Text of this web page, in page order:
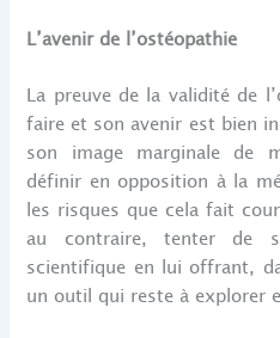
L’avenir de l’ostéopathie
La preuve de la validité de
faire et son avenir est bien
son image marginale de
définir en opposition à la
les risques que cela fait
au contraire, tenter de
scientifique en lui offrant,
un outil qui reste à explorer